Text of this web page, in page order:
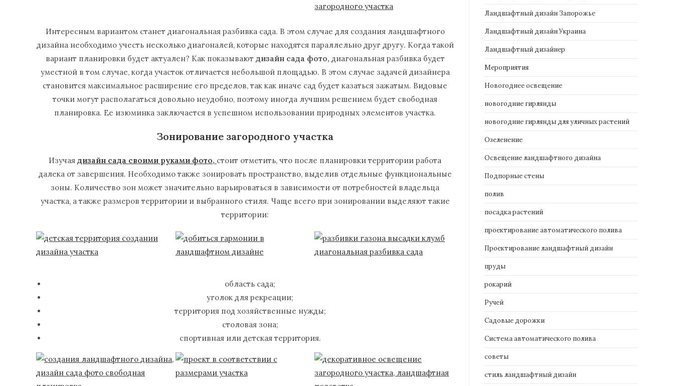
Интересным вариантом станет диагональная разбивка сада. В этом случае для создания ландшафтного
дизайна необходимо учесть несколько диагоналей, которые находятся параллельно друг другу. Когда такой
вариант планировки будет актуален? Как показывают дизайн сада фото, диагональная разбивка будет
уместной в том случае, когда участок отличается небольшой площадью. В этом случае задачей дизайнера
становится максимальное расширение его пределов, так как иначе сад будет казаться зажатым. Видовые
точки могут располагаться довольно неудобно, поэтому иногда лучшим решением будет свободная
планировка. Ее изюминка заключается в успешном использовании природных элементов участка.
Зонирование загородного участка
Изучая дизайн сада своими руками фото, стоит отметить, что после планировки территории работа
далека от завершения. Необходимо также зонировать пространство, выделив отдельные функциональные
зоны. Количество зон может значительно варьироваться в зависимости от потребностей владельца
участка, а также размеров территории и выбранного стиля. Чаще всего при зонировании выделяют такие
территории:
область сада;
уголок для рекреации;
территория под хозяйственные нужды;
столовая зона;
спортивная или детская территория.
Ландшафтный дизайн Запорожье
Ландшафтный дизайн Украина
Ландшафтный дизайнер
Мероприятия
Новогоднее освещение
новогодние гирлянды
новогодние гирлянды для уличных растений
Озеленение
Освещение ландшафтного дизайна
Подпорные стены
полив
посадка растений
проектирование автоматического полива
Проектирование ландшафтный дизайн
пруды
рокарий
Ручей
Садовые дорожки
Система автоматического полива
советы
стиль ландшафтный дизайн